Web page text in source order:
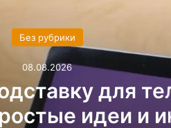
телефона
и инструкции